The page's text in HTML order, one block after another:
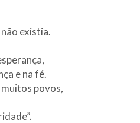
existia.
e na fé.
povos,